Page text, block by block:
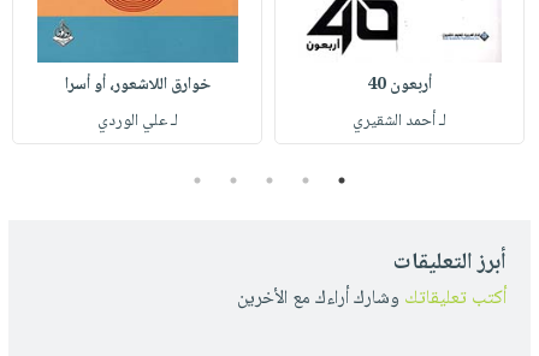
أربعون 40
لـ أحمد الشقيري
خوارق اللاشعور، أو أسرا
لـ علي الوردي
1
2
3
4
5
أبرز التعليقات
أكتب تعليقاتك وشارك أراءك مع الأخرين